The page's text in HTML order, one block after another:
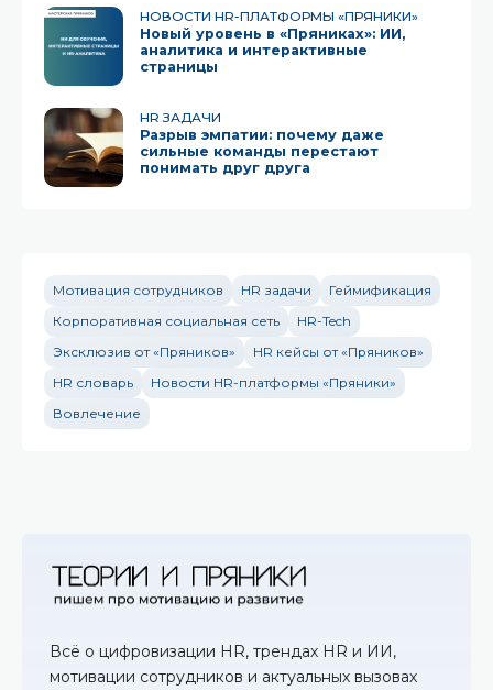
НОВОСТИ HR-ПЛАТФОРМЫ «ПРЯНИКИ»
Новый уровень в «Пряниках»: ИИ,
аналитика и интерактивные
страницы
HR ЗАДАЧИ
Разрыв эмпатии: почему даже
сильные команды перестают
понимать друг друга
Мотивация сотрудников HR задачи
Геймификация
Корпоративная социальная сеть
HR-Tech
Эксклюзив от «Пряников»
HR кейсы от «Пряников»
HR словарь
Новости HR-платформы «Пряники»
Вовлечение
Всё о цифровизации HR, трендах HR и ИИ,
мотивации сотрудников и актуальных вызовах